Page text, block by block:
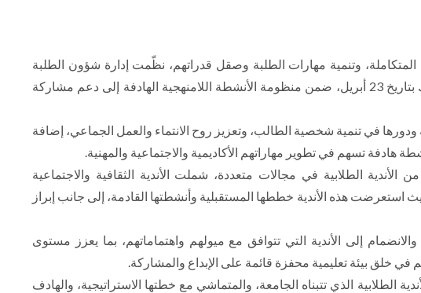
وتنمية مهارات الطلبة وصقل قدراتهم، نظّمت إدارة شؤون الطلبة
بجامعة الفجيرة فعالية الأندية الطلابية، وذلك بتاريخ 23 أبريل، ضمن منظومة الأنشطة اللامنهجية الهادفة إلى دعم مشاركة
ودورها في تنمية شخصية الطالب، وتعزيز روح الانتماء والعمل الجماعي، إضافة
هادفة تسهم في تطوير مهاراتهم الأكاديمية والاجتماعية والمهنية.
الطلابية في مجالات متعددة، شملت الأندية الثقافية والاجتماعية
استعرضت هذه الأندية خططها المستقبلية وأنشطتها القادمة، إلى جانب إبراز
إلى الأندية التي تتوافق مع ميولهم واهتماماتهم، بما يعزز مستوى
خلق بيئة تعليمية محفزة قائمة على الإبداع والمشاركة.
الطلابية الذي تتبناه الجامعة، والمتماشي مع خطتها الاستراتيجية، والهادف